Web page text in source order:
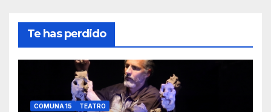
Te has perdido
COMUNA 15 TEATRO